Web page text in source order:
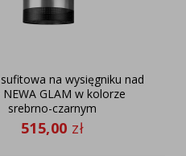
na wysięgniku nad
NEWA GLAM w kolorze
srebrno-czarnym
515,00 zł